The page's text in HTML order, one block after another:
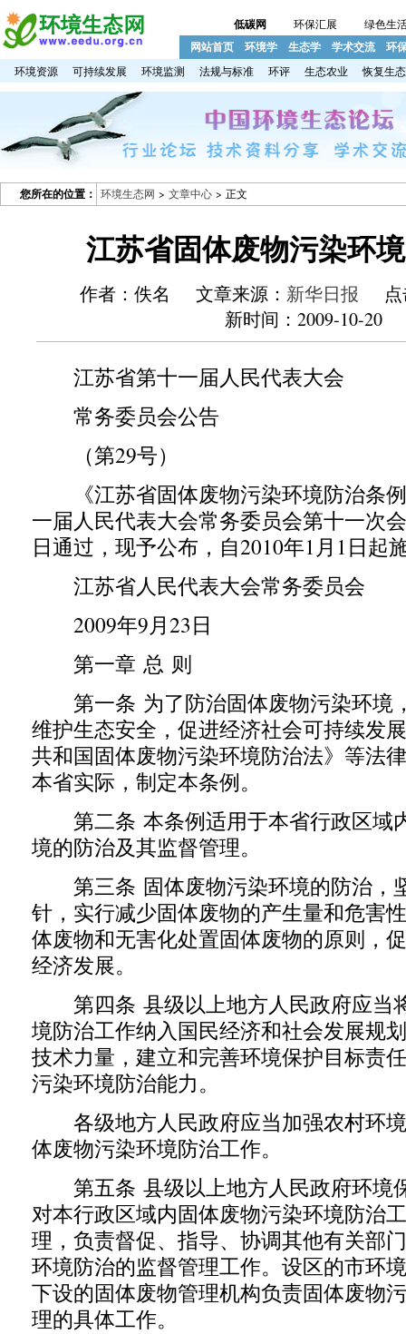
低碳网 环保汇展 绿色生
网站首页 环境学 生态学 学术交流 环
环境资源 可持续发展 环境监测 法规与标准 环评 生态农业 恢复生态
您所在的位置： 环境生态网 > 文章中心 > 正文
江苏省固体废物污染环
作者：佚名 文章来源： 新华日报 点
新时间：2009-10-20
江苏省第十一届人民代表大会
常务委员会公告
（第29号）
《江苏省固体废物污染环境防治条
一届人民代表大会常务委员会第十一次
日通过，现予公布，自2010年1月1日起
江苏省人民代表大会常务委员会
2009年9月23日
第一章 总 则
第一条 为了防治固体废物污染环境
维护生态安全，促进经济社会可持续发
共和国固体废物污染环境防治法》等法
本省实际，制定本条例。
第二条 本条例适用于本省行政区域
境的防治及其监督管理。
第三条 固体废物污染环境的防治，
针，实行减少固体废物的产生量和危害
体废物和无害化处置固体废物的原则，
经济发展。
第四条 县级以上地方人民政府应当
境防治工作纳入国民经济和社会发展规
技术力量，建立和完善环境保护目标责
污染环境防治能力。
各级地方人民政府应当加强农村环
体废物污染环境防治工作。
第五条 县级以上地方人民政府环境
对本行政区域内固体废物污染环境防治
理，负责督促、指导、协调其他有关部
环境防治的监督管理工作。设区的市环
下设的固体废物管理机构负责固体废物
理的具体工作。